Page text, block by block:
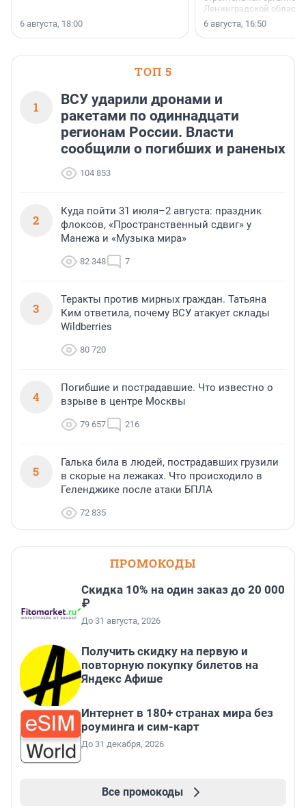
6 августа, 18:00
Ленинградской области
номинации «Самый
застройщик
области».
6 августа, 16:50
ТОП 5
1
ВСУ ударили дронами и
ракетами по одиннадцати
регионам России. Власти
сообщили о погибших и раненых
104 853
2
Куда пойти 31 июля–2 августа: праздник
флоксов, «Пространственный сдвиг» у
Манежа и «Музыка мира»
82 348 7
3
Теракты против мирных граждан. Татьяна
Ким ответила, почему ВСУ атакует склады
Wildberries
80 720
4
Погибшие и пострадавшие. Что известно о
взрыве в центре Москвы
79 657 216
5
Галька била в людей, пострадавших грузили
в скорые на лежаках. Что происходило в
Геленджике после атаки БПЛА
72 835
ПРОМОКОДЫ
Скидка 10% на один заказ до 20 000
₽
До 31 августа, 2026
Получить скидку на первую и
повторную покупку билетов на
Яндекс Афише
Интернет в 180+ странах мира без
роуминга и сим-карт
До 31 декабря, 2026
Все промокоды